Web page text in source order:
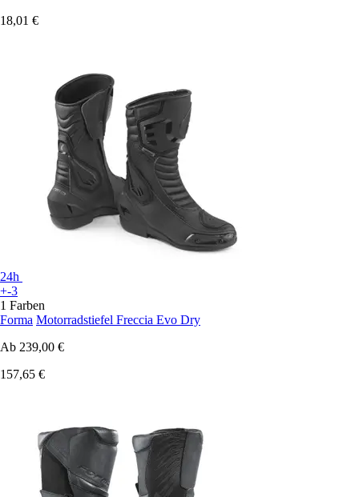
18,01 €
24h
+-3
1 Farben
Forma Motorradstiefel Freccia Evo Dry
Ab 239,00 €
157,65 €